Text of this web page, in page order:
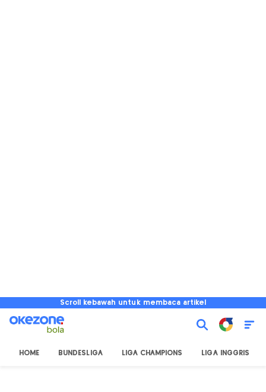
Scroll kebawah untuk membaca artikel
HOME BUNDESLIGA LIGA CHAMPIONS LIGA INGGRIS